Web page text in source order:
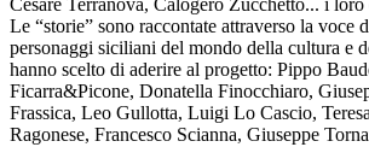
Cesare Terranova, Calogero Zucchetto... i
Le “storie” sono raccontate attraverso la voce
personaggi siciliani del mondo della cultura e
hanno scelto di aderire al progetto: Pippo
Ficarra&Picone, Donatella Finocchiaro,
Frassica, Leo Gullotta, Luigi Lo Cascio,
Ragonese, Francesco Scianna, Giuseppe